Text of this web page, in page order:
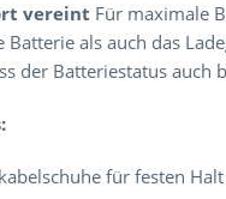
vereint Für maximale
Batterie als auch das
der Batteriestatus auch
für festen